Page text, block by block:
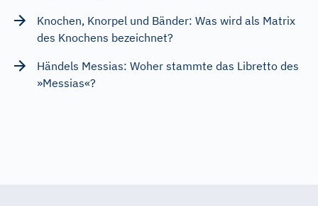
Knochen, Knorpel und Bänder: Was wird als Matrix
des Knochens bezeichnet?
Händels Messias: Woher stammte das Libretto des
»Messias«?